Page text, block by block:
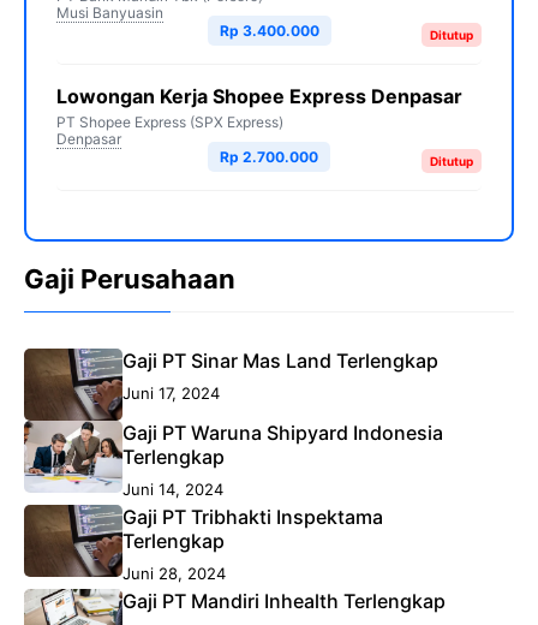
Musi Banyuasin
Ditutup
Rp 3.400.000
Lowongan Kerja Shopee Express Denpasar
PT Shopee Express (SPX Express)
Denpasar
Ditutup
Rp 2.700.000
Gaji Perusahaan
Gaji PT Sinar Mas Land Terlengkap
Juni 17, 2024
Gaji PT Waruna Shipyard Indonesia
Terlengkap
Juni 14, 2024
Gaji PT Tribhakti Inspektama
Terlengkap
Juni 28, 2024
Gaji PT Mandiri Inhealth Terlengkap